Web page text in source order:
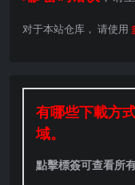
对于本站仓库， 请使用
有哪些下載方
域。
點擊標簽可查看所